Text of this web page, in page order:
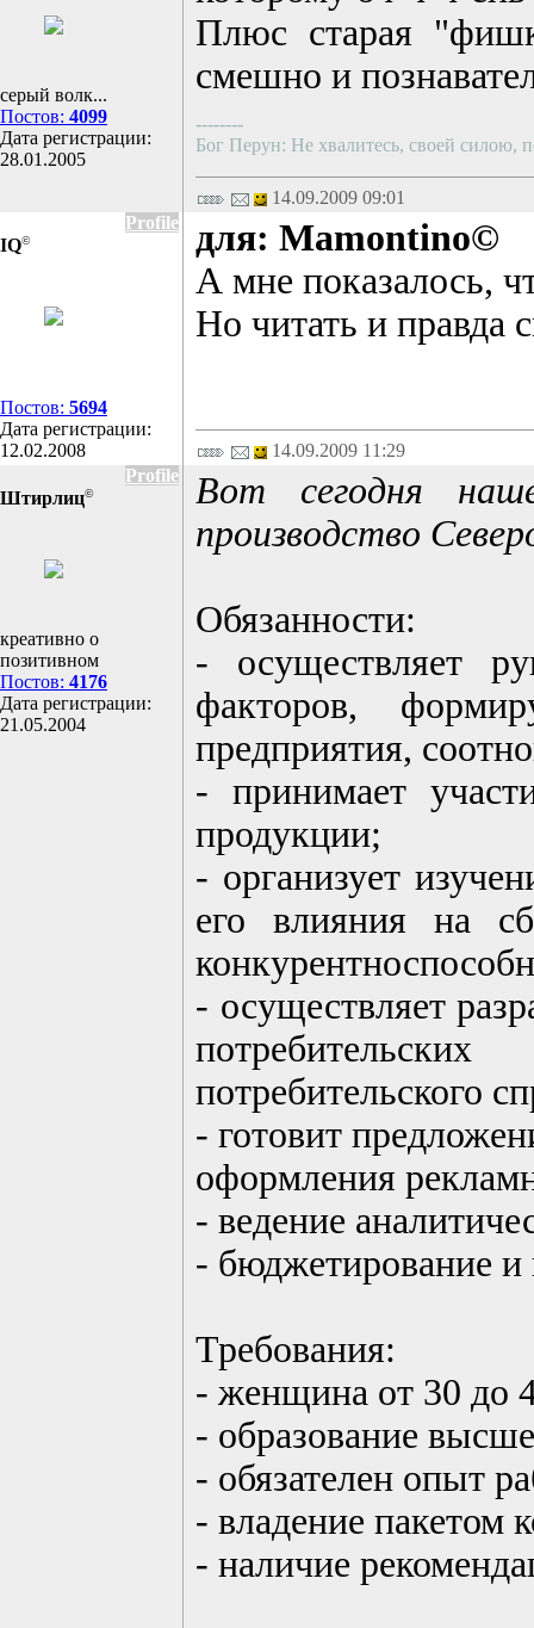
серый волк...
Постов: 4099
Дата регистрации:
28.01.2005
Плюс старая
смешно и
--------
Бог Перун: Не хвалитесь, своей силою,
14.09.2009 09:01
Profile
IQ©
Постов: 5694
Дата регистрации:
12.02.2008
для: Mamontino©
А мне показалось,
Но читать и правда
14.09.2009 11:29
Profile
Штирлиц©
креативно о
позитивном
Постов: 4176
Дата регистрации:
21.05.2004
Вот сегодня
производство
Обязанности:
- осуществляет
факторов,
предприятия,
- принимает
продукции;
- организует
его влияния на
- осуществляет
потребительского
- готовит
оформления
- ведение
- бюджетирование и
Требования:
- женщина от 30 до
- образование
- обязателен опыт
- владение пакетом
- наличие